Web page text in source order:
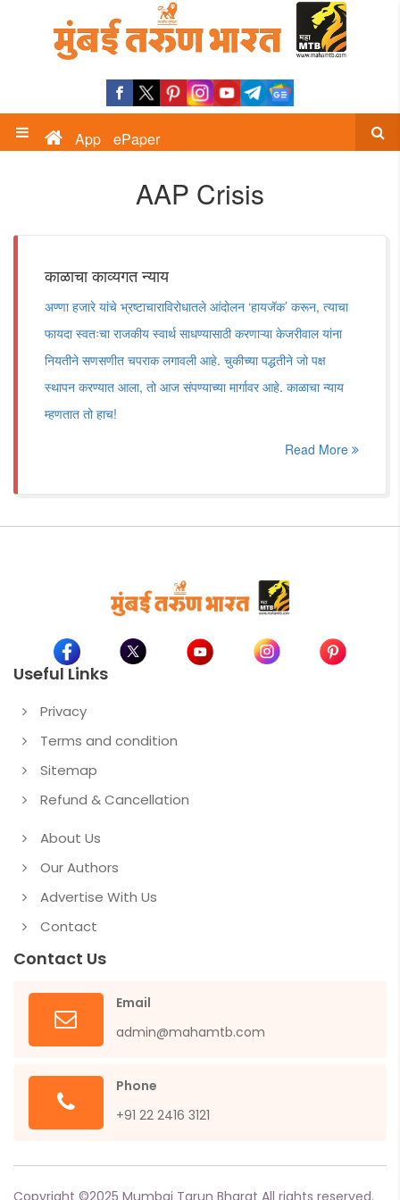
App ePaper
AAP Crisis
काळाचा काव्यगत न्याय
अण्णा हजारे यांचे भ्रष्टाचाराविरोधातले आंदोलन ‌‘हायजॅक‌’ करून, त्याचा
फायदा स्वतःचा राजकीय स्वार्थ साधण्यासाठी करणाऱ्या केजरीवाल यांना
नियतीने सणसणीत चपराक लगावली आहे. चुकीच्या पद्धतीने जो पक्ष
स्थापन करण्यात आला, तो आज संपण्याच्या मार्गावर आहे. काळाचा न्याय
म्हणतात तो हाच!
Read More
Useful Links
Privacy
Terms and condition
Sitemap
Refund & Cancellation
About Us
Our Authors
Advertise With Us
Contact
Contact Us
Email
admin@mahamtb.com
Phone
+91 22 2416 3121
Copyright ©2025 Mumbai Tarun Bharat All rights reserved.